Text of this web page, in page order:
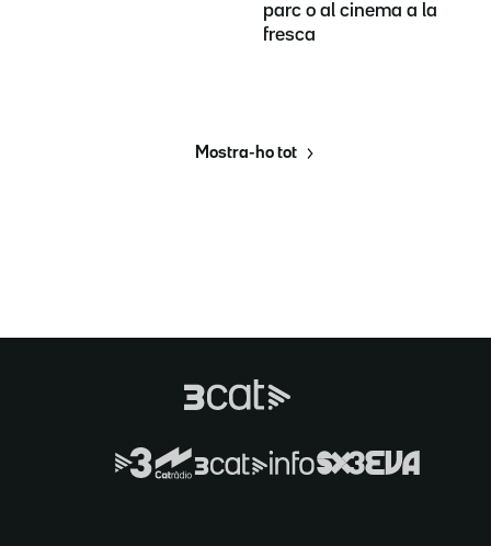
parc o al cinema a la
fresca
Mostra-ho tot